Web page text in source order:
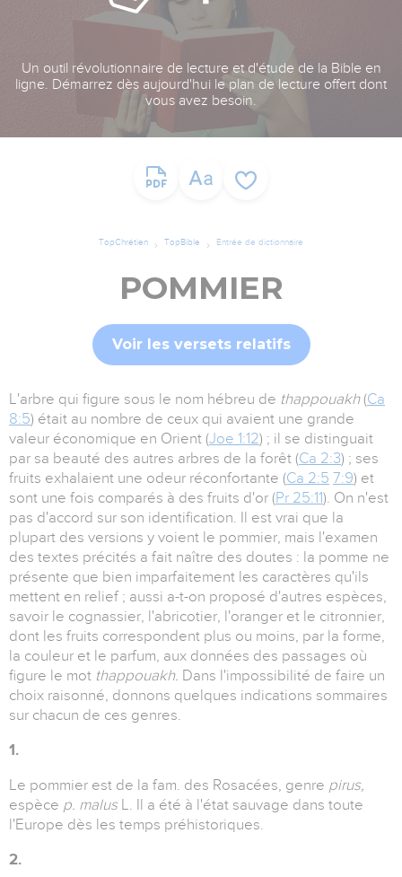
Un outil révolutionnaire de lecture et d'étude de la Bible en
ligne. Démarrez dès aujourd'hui le plan de lecture offert dont
vous avez besoin.
TopChrétien TopBible Entrée de dictionnaire
POMMIER
Voir les versets relatifs
L'arbre qui figure sous le nom hébreu de thappouakh (Ca
8:5) était au nombre de ceux qui avaient une grande
valeur économique en Orient (Joe 1:12) ; il se distinguait
par sa beauté des autres arbres de la forêt (Ca 2:3) ; ses
fruits exhalaient une odeur réconfortante (Ca 2:5 7:9) et
sont une fois comparés à des fruits d'or (Pr 25:11). On n'est
pas d'accord sur son identification. Il est vrai que la
plupart des versions y voient le pommier, mais l'examen
des textes précités a fait naître des doutes : la pomme ne
présente que bien imparfaitement les caractères qu'ils
mettent en relief ; aussi a-t-on proposé d'autres espèces,
savoir le cognassier, l'abricotier, l'oranger et le citronnier,
dont les fruits correspondent plus ou moins, par la forme,
la couleur et le parfum, aux données des passages où
figure le mot thappouakh. Dans l'impossibilité de faire un
choix raisonné, donnons quelques indications sommaires
sur chacun de ces genres.
1.
Le pommier est de la fam. des Rosacées, genre pirus,
espèce p. malus L. Il a été à l'état sauvage dans toute
l'Europe dès les temps préhistoriques.
2.